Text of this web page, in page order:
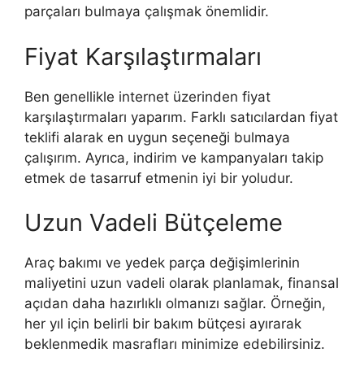
parçaları bulmaya çalışmak önemlidir.
Fiyat Karşılaştırmaları
Ben genellikle internet üzerinden fiyat
karşılaştırmaları yaparım. Farklı satıcılardan fiyat
teklifi alarak en uygun seçeneği bulmaya
çalışırım. Ayrıca, indirim ve kampanyaları takip
etmek de tasarruf etmenin iyi bir yoludur.
Uzun Vadeli Bütçeleme
Araç bakımı ve yedek parça değişimlerinin
maliyetini uzun vadeli olarak planlamak, finansal
açıdan daha hazırlıklı olmanızı sağlar. Örneğin,
her yıl için belirli bir bakım bütçesi ayırarak
beklenmedik masrafları minimize edebilirsiniz.